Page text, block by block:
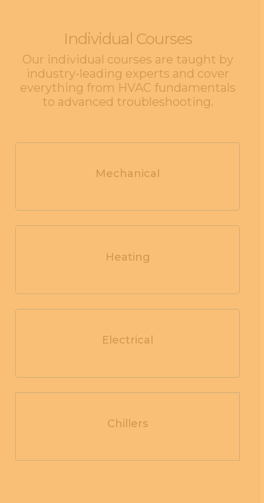
Individual Courses
Our individual courses are taught by
industry-leading experts and cover
everything from HVAC fundamentals
to advanced troubleshooting.
Mechanical
Heating
Electrical
Chillers